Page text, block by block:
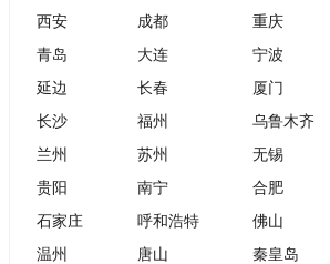
西安
成都 重庆
青岛
大连 宁波
延边
长春 厦门
长沙
福州 乌鲁木齐
兰州
苏州 无锡
贵阳
南宁 合肥
石家庄
呼和浩特 佛山
温州
唐山 秦皇岛